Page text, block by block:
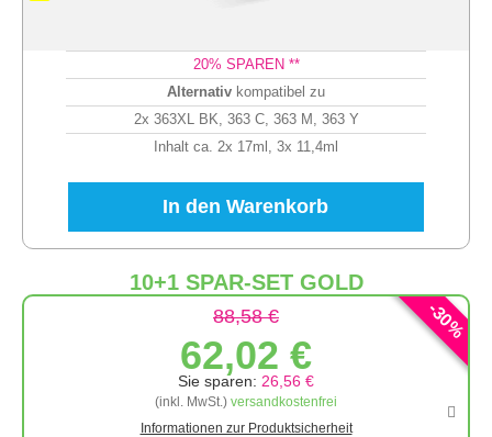
20% SPAREN **
Alternativ kompatibel zu
2x 363XL BK, 363 C, 363 M, 363 Y
Inhalt ca. 2x 17ml, 3x 11,4ml
In den Warenkorb
10+1 SPAR-SET GOLD
-
30
%
88,58 €
62,02 €
Sie sparen: 26,56 €
(inkl. MwSt.) versandkostenfrei
Informationen zur Produktsicherheit